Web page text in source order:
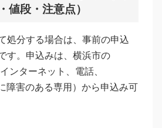
値段・注意点）
処分する場合は、事前の申込
す。申込みは、横浜市の
ンターネット、電話、
障害のある専用）から申込み可